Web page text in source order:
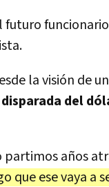
futuro
la visión de
del
partimos años
que ese vaya a